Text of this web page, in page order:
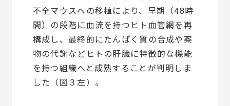
不全マウスへの移植により、早期（48時
間）の段階に血流を持つヒト血管網を再
構成し、最終的にたんぱく質の合成や薬
物の代謝などヒトの肝臓に特徴的な機能
を持つ組織へと成熟することが判明しま
した（図３左）。